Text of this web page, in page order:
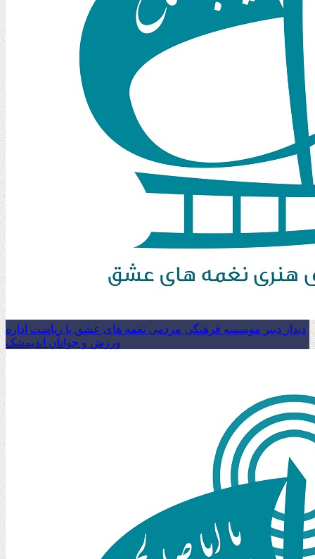
دیدار دبیر موسسه فرهنگی مردمی نغمه های عشق با ریاست اداره
ورزش و جوانان اندیمشک